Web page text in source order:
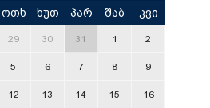
ოთხ ხუთ პარ შაბ კვი
29 30 31 1 2
5 6 7 8 9
12 13 14 15 16